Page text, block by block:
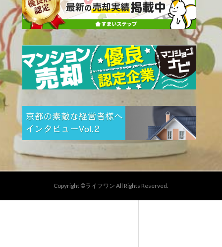
Copyright ©ライフワン All Rights Reserved.